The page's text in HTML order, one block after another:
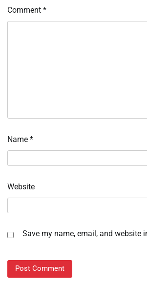
Comment *
Name *
Website
Save my name, email, and website